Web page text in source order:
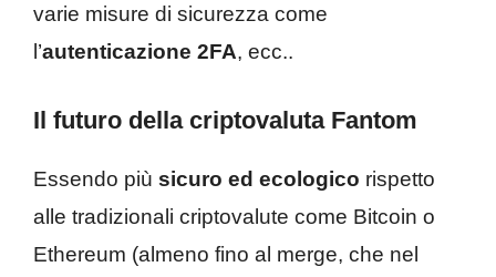
varie misure di sicurezza come
l’autenticazione 2FA, ecc..
Il futuro della criptovaluta Fantom
Essendo più sicuro ed ecologico rispetto
alle tradizionali criptovalute come Bitcoin o
Ethereum (almeno fino al merge, che nel